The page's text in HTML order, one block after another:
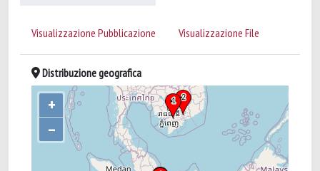
Visualizzazione Pubblicazione Visualizzazione File
Distribuzione geografica
+
–